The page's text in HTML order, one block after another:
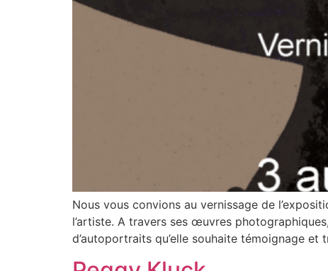
Nous vous convions au vernissage de
l’artiste. A travers ses œuvres
d’autoportraits qu’elle souhaite témoignage